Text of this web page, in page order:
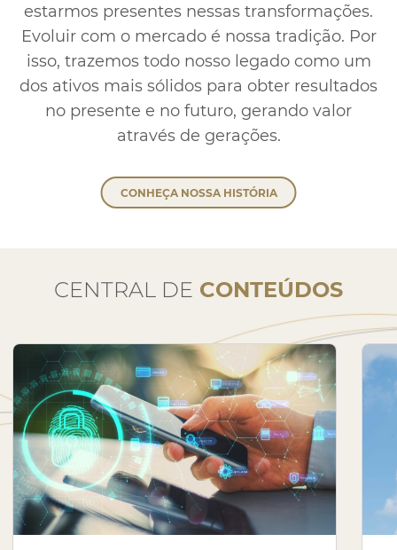
estarmos presentes nessas transformações.
Evoluir com o mercado é nossa tradição. Por
isso, trazemos todo nosso legado como um
dos ativos mais sólidos para obter resultados
no presente e no futuro, gerando valor
através de gerações.
CONHEÇA NOSSA HISTÓRIA
CENTRAL DE CONTEÚDOS